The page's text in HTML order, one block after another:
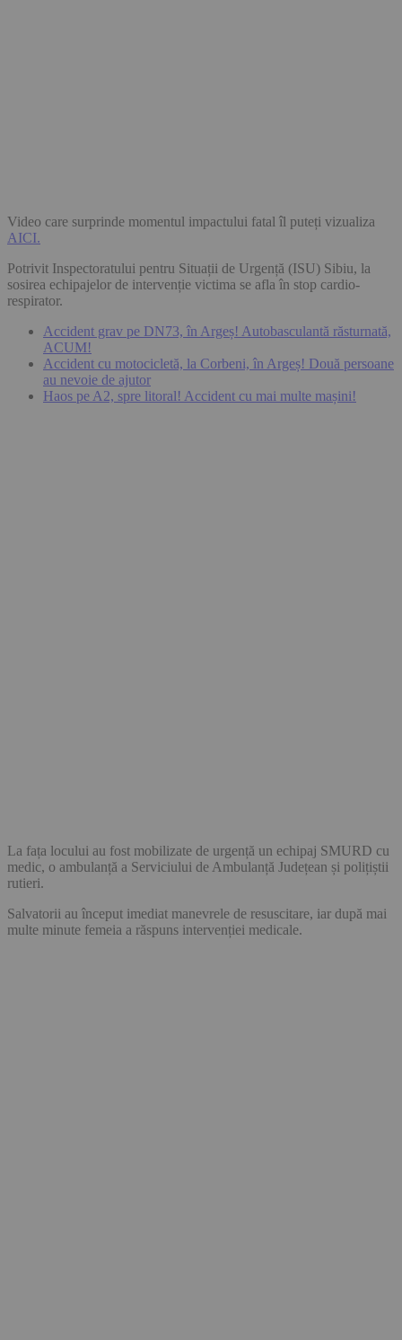
Video care surprinde momentul impactului fatal îl puteți vizualiza
AICI.
Potrivit Inspectoratului pentru Situații de Urgență (ISU) Sibiu, la
sosirea echipajelor de intervenție victima se afla în stop cardio-
respirator.
Accident grav pe DN73, în Argeș! Autobasculantă răsturnată,
ACUM!
Accident cu motocicletă, la Corbeni, în Argeș! Două persoane
au nevoie de ajutor
Haos pe A2, spre litoral! Accident cu mai multe mașini!
La fața locului au fost mobilizate de urgență un echipaj SMURD cu
medic, o ambulanță a Serviciului de Ambulanță Județean și polițiștii
rutieri.
Salvatorii au început imediat manevrele de resuscitare, iar după mai
multe minute femeia a răspuns intervenției medicale.